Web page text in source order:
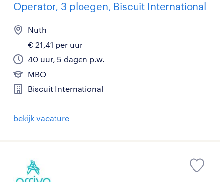
Operator, 3 ploegen, Biscuit International
Nuth
€ 21,41 per uur
40 uur, 5 dagen p.w.
MBO
Biscuit International
bekijk vacature